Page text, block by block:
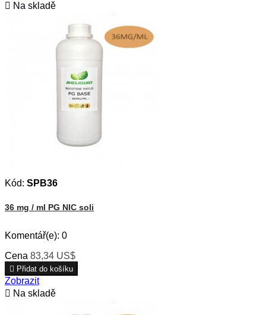
 Na skladě
Kód: SPB36
36 mg / ml PG NIC soli
Komentář(e): 0
Cena 83,34 US$
 Přidat do košíku
Zobrazit
 Na skladě